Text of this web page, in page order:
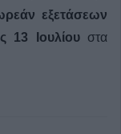
εξετάσεων
13 Ιουλίουστα